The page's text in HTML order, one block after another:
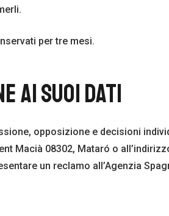
per tre mesi.
AI SUOI DATI
opposizione e decisioni
Macià 08302, Mataró o
un reclamo all’Agenzia